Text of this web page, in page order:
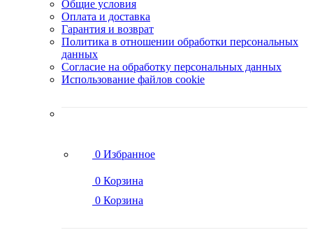
Общие условия
Оплата и доставка
Гарантия и возврат
Политика в отношении обработки персональных
данных
Согласие на обработку персональных данных
Использование файлов cookie
0 Избранное
0 Корзина
0 Корзина